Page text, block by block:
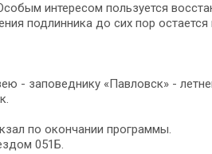
интересом пользуется
подлинника до сих пор
- заповеднику «Павловск» -
по окончании программы.
051Б.